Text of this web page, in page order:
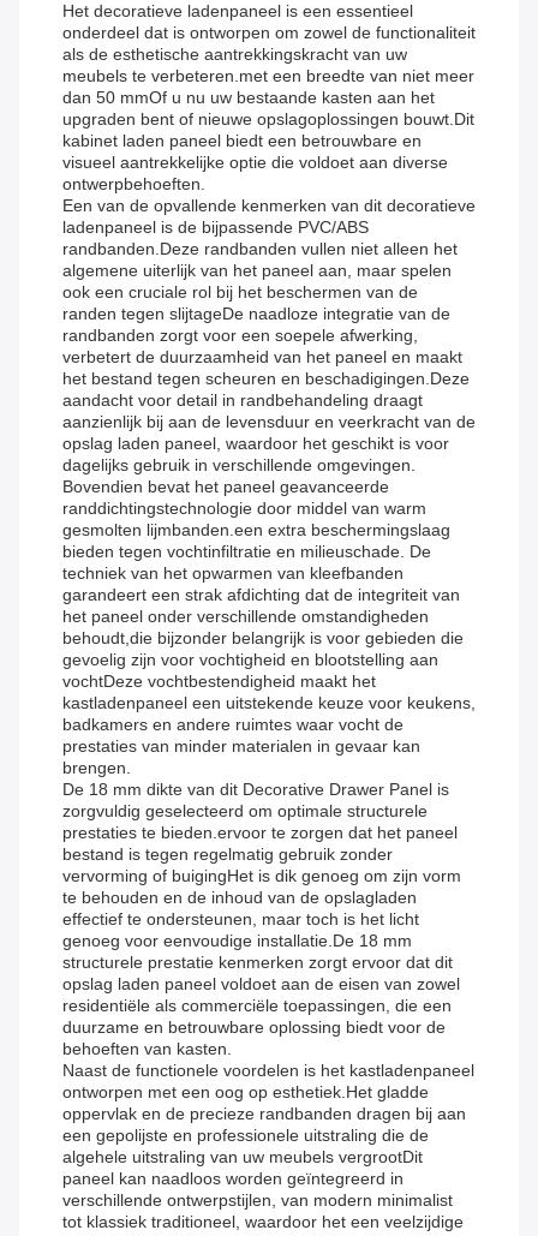
Het decoratieve ladenpaneel is een essentieel
onderdeel dat is ontworpen om zowel de functionaliteit
als de esthetische aantrekkingskracht van uw
meubels te verbeteren.met een breedte van niet meer
dan 50 mmOf u nu uw bestaande kasten aan het
upgraden bent of nieuwe opslagoplossingen bouwt.Dit
kabinet laden paneel biedt een betrouwbare en
visueel aantrekkelijke optie die voldoet aan diverse
ontwerpbehoeften.
Een van de opvallende kenmerken van dit decoratieve
ladenpaneel is de bijpassende PVC/ABS
randbanden.Deze randbanden vullen niet alleen het
algemene uiterlijk van het paneel aan, maar spelen
ook een cruciale rol bij het beschermen van de
randen tegen slijtageDe naadloze integratie van de
randbanden zorgt voor een soepele afwerking,
verbetert de duurzaamheid van het paneel en maakt
het bestand tegen scheuren en beschadigingen.Deze
aandacht voor detail in randbehandeling draagt
aanzienlijk bij aan de levensduur en veerkracht van de
opslag laden paneel, waardoor het geschikt is voor
dagelijks gebruik in verschillende omgevingen.
Bovendien bevat het paneel geavanceerde
randdichtingstechnologie door middel van warm
gesmolten lijmbanden.een extra beschermingslaag
bieden tegen vochtinfiltratie en milieuschade. De
techniek van het opwarmen van kleefbanden
garandeert een strak afdichting dat de integriteit van
het paneel onder verschillende omstandigheden
behoudt,die bijzonder belangrijk is voor gebieden die
gevoelig zijn voor vochtigheid en blootstelling aan
vochtDeze vochtbestendigheid maakt het
kastladenpaneel een uitstekende keuze voor keukens,
badkamers en andere ruimtes waar vocht de
prestaties van minder materialen in gevaar kan
brengen.
De 18 mm dikte van dit Decorative Drawer Panel is
zorgvuldig geselecteerd om optimale structurele
prestaties te bieden.ervoor te zorgen dat het paneel
bestand is tegen regelmatig gebruik zonder
vervorming of buigingHet is dik genoeg om zijn vorm
te behouden en de inhoud van de opslagladen
effectief te ondersteunen, maar toch is het licht
genoeg voor eenvoudige installatie.De 18 mm
structurele prestatie kenmerken zorgt ervoor dat dit
opslag laden paneel voldoet aan de eisen van zowel
residentiële als commerciële toepassingen, die een
duurzame en betrouwbare oplossing biedt voor de
behoeften van kasten.
Naast de functionele voordelen is het kastladenpaneel
ontworpen met een oog op esthetiek.Het gladde
oppervlak en de precieze randbanden dragen bij aan
een gepolijste en professionele uitstraling die de
algehele uitstraling van uw meubels vergrootDit
paneel kan naadloos worden geïntegreerd in
verschillende ontwerpstijlen, van modern minimalist
tot klassiek traditioneel, waardoor het een veelzijdige